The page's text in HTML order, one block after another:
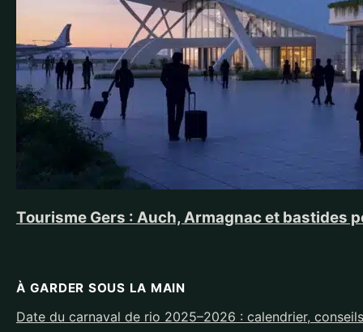
Tourisme Gers : Auch, Armagnac et bastides
À GARDER SOUS LA MAIN
Date du carnaval de rio 2025–2026 : calendrier,